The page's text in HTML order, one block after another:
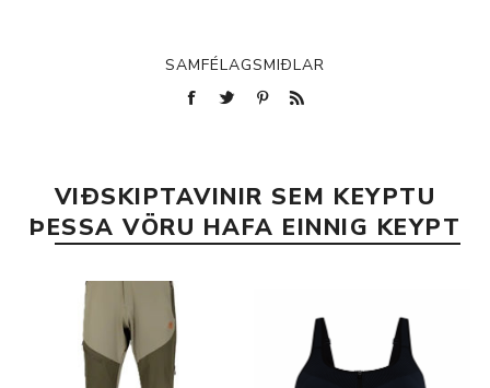
SAMFÉLAGSMIÐLAR
VIÐSKIPTAVINIR SEM KEYPTU
ÞESSA VÖRU HAFA EINNIG KEYPT